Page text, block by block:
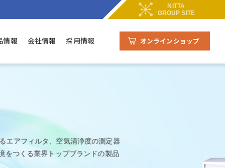
NITTA
GROUP SITE
情報 会社情報 採用情報 オンラインショップ
度監視システム ATP・迅速衛生検査
仕入れ先・加入団体